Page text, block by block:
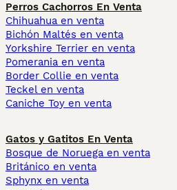
Perros Cachorros En Venta
Chihuahua en venta
Bichón Maltés en venta
Yorkshire Terrier en venta
Pomerania en venta
Border Collie en venta
Teckel en venta
Caniche Toy en venta
Gatos y Gatitos En Venta
Bosque de Noruega en venta
Británico en venta
Sphynx en venta